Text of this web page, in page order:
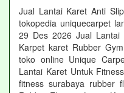
Jual Lantai Karet Anti
tokopedia uniquecarpet
29 Des 2026 Jual Lantai
Karpet karet Rubber
toko online Unique
Lantai Karet Untuk
fitness surabaya rubber